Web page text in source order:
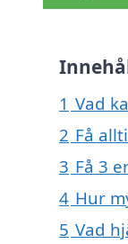
1 Vad
2 Få
3 Få 3
4 Hur
5 Vad